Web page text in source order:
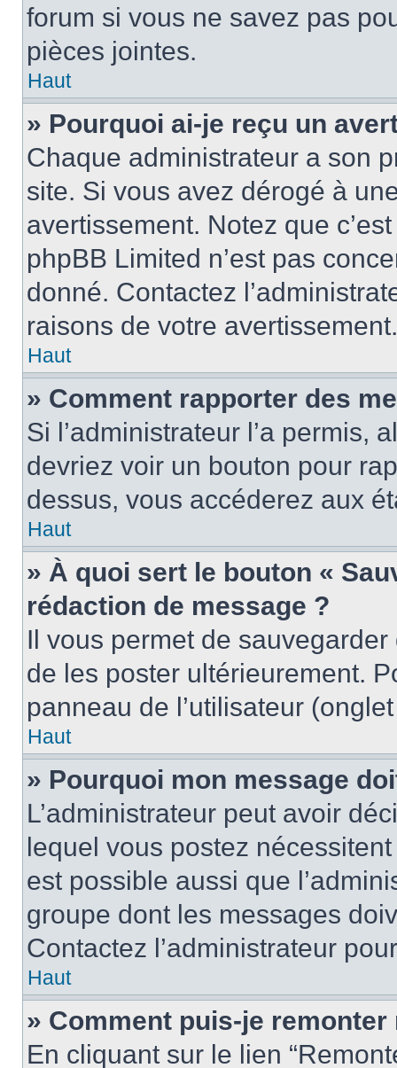
forum si vous ne savez pas
pièces jointes.
Haut
» Pourquoi ai-je reçu un
Chaque administrateur a son
site. Si vous avez dérogé à
avertissement. Notez que
phpBB Limited n’est pas
donné. Contactez
raisons de votre avertissement.
Haut
» Comment rapporter des
Si l’administrateur l’a permis,
devriez voir un bouton pour
dessus, vous accéderez aux
Haut
» À quoi sert le bouton «
rédaction de message ?
Il vous permet de
de les poster ultérieurement.
panneau de l’utilisateur
Haut
» Pourquoi mon message
L’administrateur peut avoir
lequel vous postez
est possible aussi que
groupe dont les messages
Contactez l’administrateur
Haut
» Comment puis-je
En cliquant sur le lien